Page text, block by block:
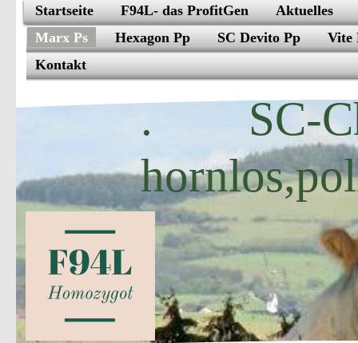
Startseite F94L- das ProfitGen
Aktuelles
Marx Ps
Hexagon Pp SC Devito Pp
Vite
Kontakt
. SC-